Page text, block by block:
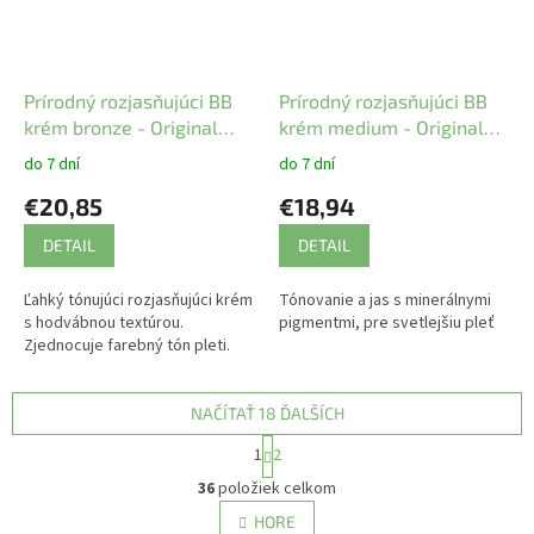
Prírodný rozjasňujúci BB
krém bronze - Original
ATOK
do 7 dní
€20,85
DETAIL
Ľahký tónujúci rozjasňujúci krém
s hodvábnou textúrou.
Zjednocuje farebný tón pleti.
Prírodný rozjasňujúci BB
krém medium - Original
ATOK
do 7 dní
€18,94
DETAIL
Tónovanie a jas s minerálnymi
pigmentmi, pre svetlejšiu pleť
O
v
l
NAČÍTAŤ 18 ĎALŠÍCH
S
t
r
á
n
1 2
36položiek celkom
HORE